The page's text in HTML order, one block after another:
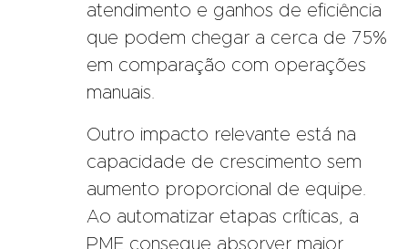
atendimento e ganhos de eficiência
que podem chegar a cerca de 75%
em comparação com operações
manuais.
Outro impacto relevante está na
capacidade de crescimento sem
aumento proporcional de equipe.
Ao automatizar etapas críticas, a
PME consegue absorver maior